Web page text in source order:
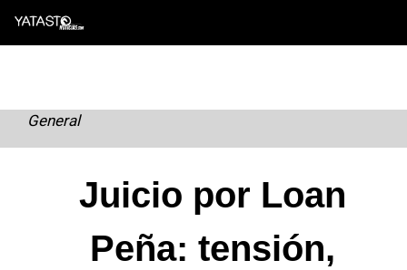
Skip
General
Juicio por Loan
Peña: tensión,